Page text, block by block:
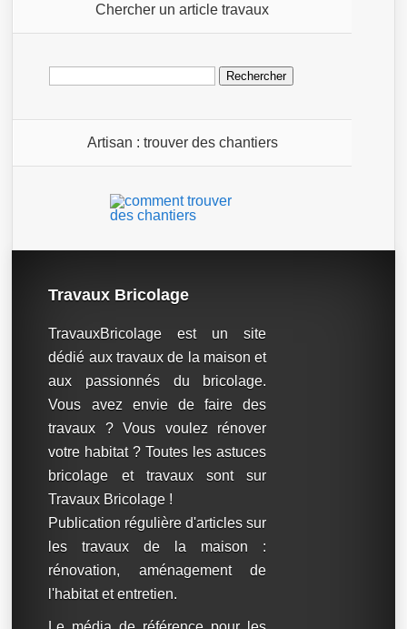
Chercher un article travaux
Rechercher :
Artisan : trouver des chantiers
Travaux Bricolage
TravauxBricolage est un site
dédié aux travaux de la maison et
aux passionnés du bricolage.
Vous avez envie de faire des
travaux ? Vous voulez rénover
votre habitat ? Toutes les astuces
bricolage et travaux sont sur
Travaux Bricolage !
Publication régulière d'articles sur
les travaux de la maison :
rénovation, aménagement de
l'habitat et entretien.